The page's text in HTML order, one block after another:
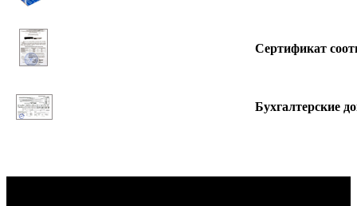
Сертификат
Бухгалтерские